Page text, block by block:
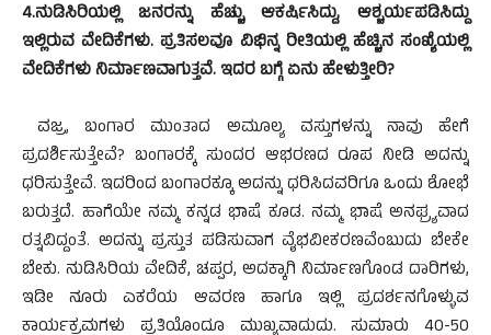
4.ನುಡಿಸಿರಿಯಲ್ಲಿ ಜನರನ್ನು ಹೆಚ್ಚು ಆಕರ್ಷಿಸಿದ್ದು, ಆಶ್ಚರ್ಯಪಡಿಸಿದ್ದು
ಇಲ್ಲಿರುವ ವೇದಿಕೆಗಳು. ಪ್ರತಿಸಲವೂ ವಿಭಿನ್ನ ರೀತಿಯಲ್ಲಿ ಹೆಚ್ಚಿನ ಸಂಖ್ಯೆಯಲ್ಲಿ
ವೇದಿಕೆಗಳು ನಿರ್ಮಾಣವಾಗುತ್ತವೆ. ಇದರ ಬಗ್ಗೆ ಏನು ಹೇಳುತ್ತೀರಿ?
ವಜ್ರ, ಬಂಗಾರ ಮುಂತಾದ ಅಮೂಲ್ಯ ವಸ್ತುಗಳನ್ನು ನಾವು ಹೇಗೆ
ಪ್ರದರ್ಶಿಸುತ್ತೇವೆ? ಬಂಗಾರಕ್ಕೆ ಸುಂದರ ಆಭರಣದ ರೂಪ ನೀಡಿ ಅದನ್ನು
ಧರಿಸುತ್ತೇವೆ. ಇದರಿಂದ ಬಂಗಾರಕ್ಕೂ ಅದನ್ನು ಧರಿಸಿದವರಿಗೂ ಒಂದು ಶೋಭೆ
ಬರುತ್ತದೆ. ಹಾಗೆಯೇ ನಮ್ಮ ಕನ್ನಡ ಭಾಷೆ ಕೂಡ. ನಮ್ಮ ಭಾಷೆ ಅನಘ್ರ್ಯವಾದ
ರತ್ನವಿದ್ದಂತೆ. ಅದನ್ನು ಪ್ರಸ್ತುತ ಪಡಿಸುವಾಗ ವೈಭವೀಕರಣವೆಂಬುದು ಬೇಕೇ
ಬೇಕು. ನುಡಿಸಿರಿಯ ವೇದಿಕೆ, ಚಪ್ಪರ, ಅದಕ್ಕಾಗಿ ನಿರ್ಮಾಣಗೊಂಡ ದಾರಿಗಳು,
ಇಡೀ ನೂರು ಎಕರೆಯ ಆವರಣ ಹಾಗೂ ಇಲ್ಲಿ ಪ್ರದರ್ಶನಗೊಳ್ಳುವ
ಕಾರ್ಯಕ್ರಮಗಳು ಪ್ರತಿಯೊಂದೂ ಮುಖ್ಯವಾದುದು. ಸುಮಾರು 40-50